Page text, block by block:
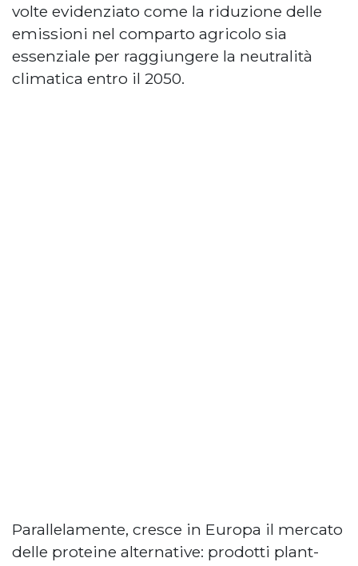
volte evidenziato come la riduzione delle
emissioni nel comparto agricolo sia
essenziale per raggiungere la neutralità
climatica entro il 2050.
Parallelamente, cresce in Europa il mercato
delle proteine alternative: prodotti plant-